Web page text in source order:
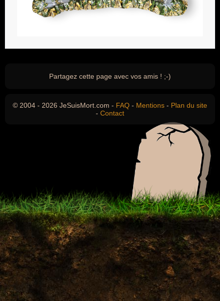
Partagez cette page avec vos amis ! ;-)
© 2004 - 2026 JeSuisMort.com - FAQ - Mentions - Plan du site
- Contact